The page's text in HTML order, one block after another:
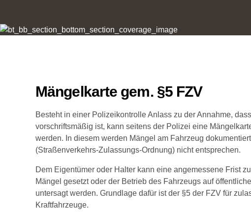
Mängelkarte gem. §5 FZV
Besteht in einer Polizeikontrolle Anlass zu der Annahme,
vorschriftsmäßig ist, kann seitens der Polizei eine
werden. In diesem werden Mängel am Fahrzeug
(Straßenverkehrs-Zulassungs-Ordnung) nicht entsprechen.
Dem Eigentümer oder Halter kann eine angemessene Frist
Mängel gesetzt oder der Betrieb des Fahrzeugs auf
untersagt werden. Grundlage dafür ist der §5 der FZV für
Kraftfahrzeuge.